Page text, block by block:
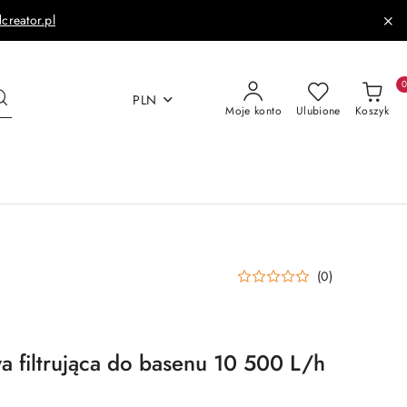
PLN
Moje konto Ulubione Koszyk
0
(0)
filtrująca do basenu 10 500 L/h